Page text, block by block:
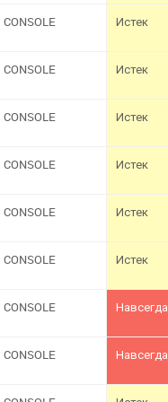
CONSOLE Истек
CONSOLE Истек
CONSOLE Истек
CONSOLE Истек
CONSOLE Истек
CONSOLE Истек
CONSOLE Навсегда
CONSOLE Навсегда